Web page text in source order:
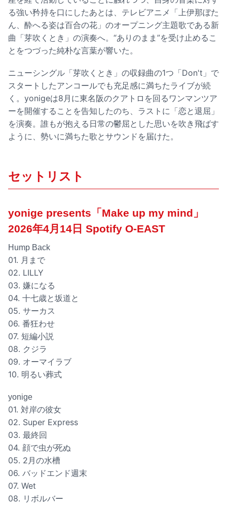
る強い矜持を口にしたあとは、テレビアニメ「上伊那ぼた
ん、酔へる姿は百合の花」のオープニング主題歌である新
曲「芽吹くとき」の演奏へ。“ありのまま”を受け止めるこ
とをつづった純朴な言葉が響いた。
ニューシングル「芽吹くとき」の収録曲の1つ「Don't」で
スタートしたアンコールでも充足感に満ちたライブが続
く。yonigeは8月に東名阪のクアトロを回るワンマンツア
ーを開催することを告知したのち、ラストに「恋と退屈」
を演奏。誰もが抱える日常の鬱屈とした思いを吹き飛ばす
ように、勢いに満ちた歌とサウンドを届けた。
セットリスト
yonige presents「Make up my mind」
2026年4月14日 Spotify O-EAST
Hump Back
01. 月まで
02. LILLY
03. 嫌になる
04. 十七歳と坂道と
05. サーカス
06. 番狂わせ
07. 短編小説
08. クジラ
09. オーマイラブ
10. 明るい葬式
yonige
01. 対岸の彼女
02. Super Express
03. 最終回
04. 顔で虫が死ぬ
05. 2月の水槽
06. バッドエンド週末
07. Wet
08. リボルバー